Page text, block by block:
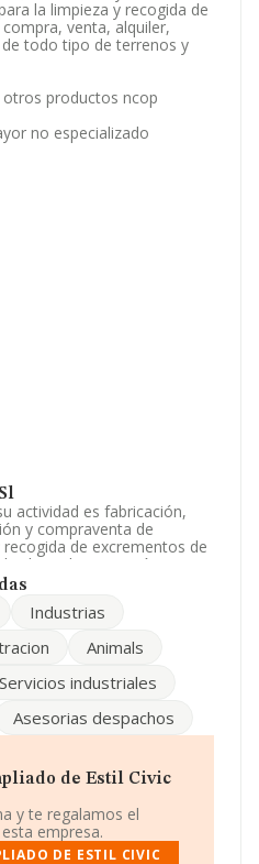
la limpieza y recogida de
venta, alquiler,
todo tipo de terrenos y
productos ncop
no especializado
actividad es fabricación,
y compraventa de
de excrementos de
administración, y
y bienes inmuebl. La
especializado' con código
sus oficinas, la empresa
S.L, NIF B63907141, se
Barcelona, Cataluña.
de los datos de
en el ámbito
millones de euros y la media
Industrias
Animals
Servicios industriales
Asesorias despachos
de Estil Civic
y te regalamos el
empresa.
DE ESTIL CIVIC